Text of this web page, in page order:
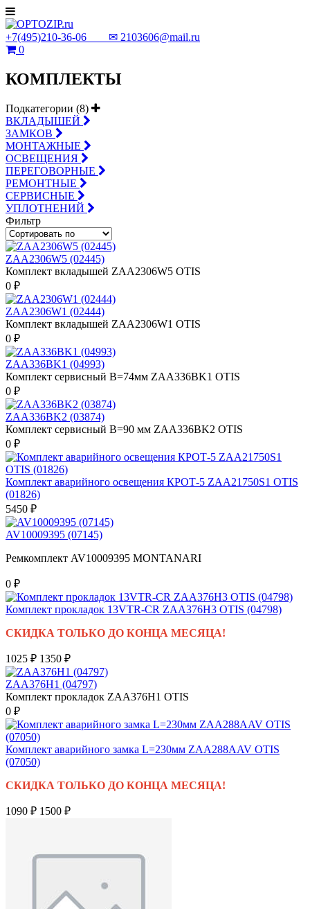
+7(495)210-36-06 ✉ 2103606@mail.ru
0
КОМПЛЕКТЫ
Подкатегории (8)
ВКЛАДЫШЕЙ
ЗАМКОВ
МОНТАЖНЫЕ
ОСВЕЩЕНИЯ
ПЕРЕГОВОРНЫЕ
РЕМОНТНЫЕ
СЕРВИСНЫЕ
УПЛОТНЕНИЙ
Фильтр
ZAA2306W5 (02445)
Комплект вкладышей ZAA2306W5 OTIS
0 ₽
ZAA2306W1 (02444)
Комплект вкладышей ZAA2306W1 OTIS
0 ₽
ZAA336BK1 (04993)
Комплект сервисный B=74мм ZAA336BK1 OTIS
0 ₽
ZAA336BK2 (03874)
Комплект сервисный В=90 мм ZAA336BK2 OTIS
0 ₽
Комплект аварийного освещения КРОТ-5 ZAA21750S1 OTIS
(01826)
5450 ₽
AV10009395 (07145)
Ремкомплект AV10009395 MONTANARI
0 ₽
Комплект прокладок 13VTR-CR ZAA376H3 OTIS (04798)
СКИДКА ТОЛЬКО ДО КОНЦА МЕСЯЦА!
1025 ₽ 1350 ₽
ZAA376H1 (04797)
Комплект прокладок ZAA376H1 OTIS
0 ₽
Комплект аварийного замка L=230мм ZAA288AAV OTIS
(07050)
СКИДКА ТОЛЬКО ДО КОНЦА МЕСЯЦА!
1090 ₽ 1500 ₽